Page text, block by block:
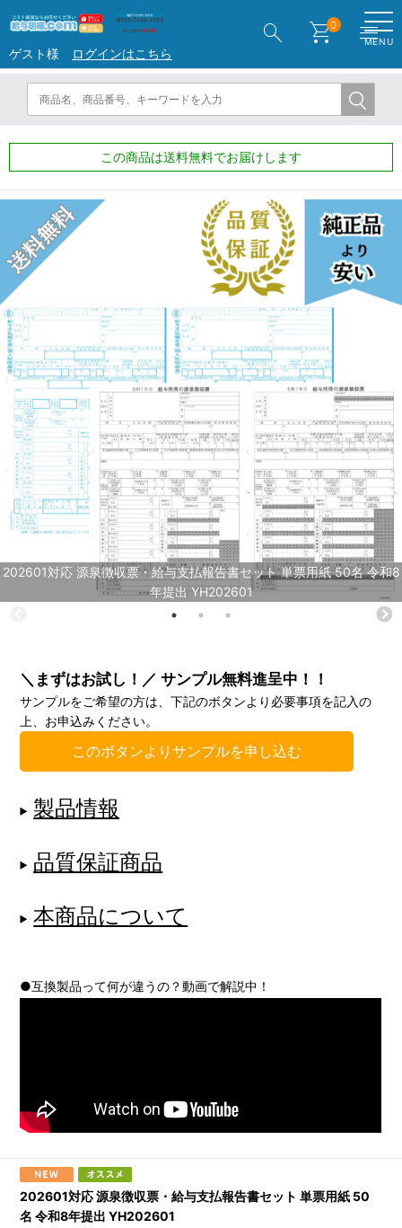
ゲスト様 ログインはこちら
MENU
search shopping_cart0 menu
この商品は送料無料でお届けします
202601対応 源泉徴収票・給与支払報告書セット 単票用紙 50名 令和8
年提出 YH202601
＼まずはお試し！／ サンプル無料進呈中！！
サンプルをご希望の方は、下記のボタンより必要事項を記入の
上、お申込みください。
このボタンよりサンプルを申し込む
製品情報
品質保証商品
本商品について
●互換製品って何が違うの？動画で解説中！
202601対応 源泉徴収票・給与支払報告書セット 単票用紙 50
名 令和8年提出 YH202601